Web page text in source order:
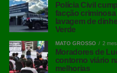
Polícia Civil
facção
lavagem de
Verde
MATO GROSSO 2
Moradores de
contorno viário
melhorias